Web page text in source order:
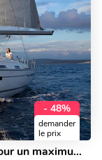
- 48%
demander
le prix
Location de voilier à Šibenik, Croatie pour un maximum de 6 personnes.